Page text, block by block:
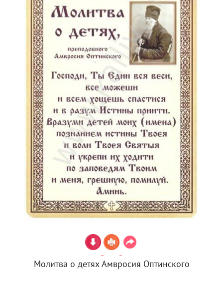
Молитва о детях Амвросия Оптинского